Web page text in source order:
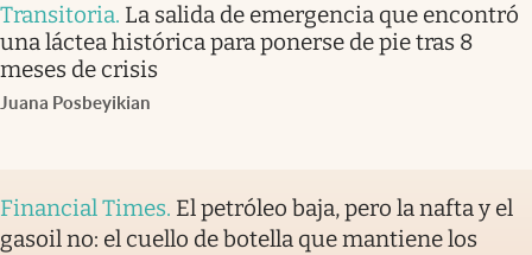
Transitoria. La salida de emergencia que encontró
una láctea histórica para ponerse de pie tras 8
meses de crisis
Juana Posbeyikian
Financial Times. El petróleo baja, pero la nafta y el
gasoil no: el cuello de botella que mantiene los